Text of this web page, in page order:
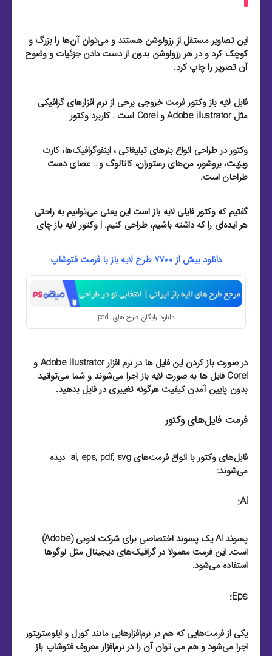
این تصاویر مستقل از رزولوشن هستند و می‌توان آن‌ها را بزرگ و
کوچک کرد و در هر رزولوشن بدون از دست دادن جزئیات و وضوح
آن تصویر را چاپ کرد.
فایل لایه باز وکتور فرمت خروجی برخی از نرم افزار‌های گرافیکی
مثل Adobe illustrator و Corel است . کاربرد وکتور
وکتور در طراحی انواع بنرهای تبلیغاتی ، اینفوگرافیک‌ها، کارت
ویزیت‌، بروشور‌، من‌های رستوران‌، کاتالوگ و… عصای دست
طراحان است.
گفتیم که وکتور فایلی لایه باز است این یعنی می‌توانیم به راحتی
هر ایده‌ای را که داشته باشیم، طراحی کنیم. | وکتور لایه باز چای
دانلود بیش از 7700 طرح لایه باز با فرمت فتوشاپ
دانلود رایگان طرح های psd
در صورت باز کردن این فایل ها در نرم افزار Adobe Illustrator و
Corel فایل ها به صورت لایه باز اجرا می‌شوند و شما می‌توانید
بدون پایین آمدن کیفیت هرگونه تغییری در فایل بدهید.
فرمت فایل‌های وکتور
فایل‌های وکتور با انواع فرمت‌های ai, eps, pdf, svg دیده
می‌شوند:
Ai:
پسوند AI یک پسوند اختصاصی برای شرکت ادوبی (Adobe)
است. این فرمت معمولا در گرافیک‌های دیجیتال مثل لوگو‌ها
استفاده می‌شود.
Eps:
یکی از فرمت‌هایی که هم در نرم‌افزار‌هایی مانند کورل و ایلوستریتور
اجرا می‌شود و هم می توان آن را در نرم‌افزار معروف فتوشاپ باز